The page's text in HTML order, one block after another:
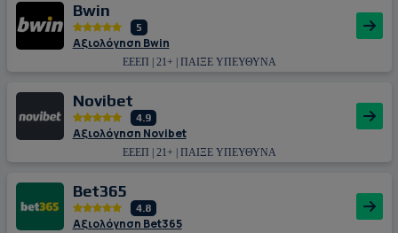
Bwin
5
Αξιολόγηση Bwin
ΕΕΕΠ | 21+ | ΠΑΙΞΕ ΥΠΕΥΘΥΝΑ
Novibet
4.9
Αξιολόγηση Novibet
ΕΕΕΠ | 21+ | ΠΑΙΞΕ ΥΠΕΥΘΥΝΑ
Bet365
4.8
Αξιολόγηση Bet365